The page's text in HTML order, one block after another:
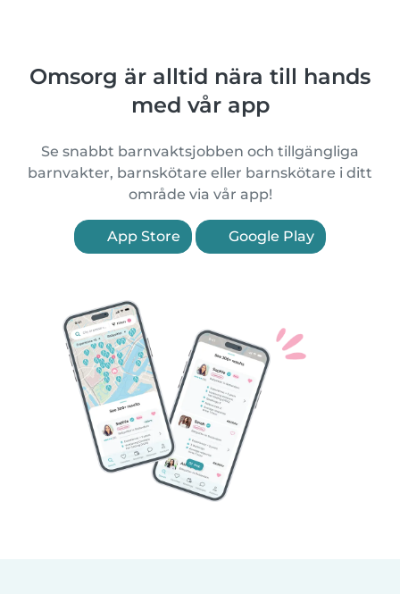
Omsorg är alltid nära till hands
med vår app
Se snabbt barnvaktsjobben och tillgängliga
barnvakter, barnskötare eller barnskötare i ditt
område via vår app!
App Store Google Play